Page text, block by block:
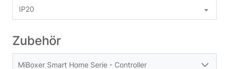
Zubehör
MiBoxer Smart Home Serie - Controller